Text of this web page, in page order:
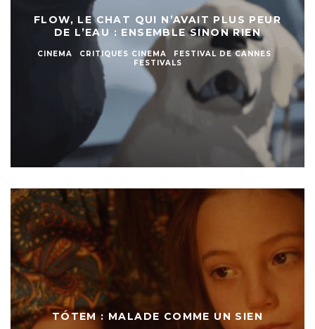
FLOW, LE CHAT QUI N’AVAIT PLUS PEUR
DE L’EAU : ENSEMBLE SINON RIEN
CINEMA CRITIQUES CINEMA
FESTIVAL DE CANNES
FESTIVALS
TÓTEM : MALADE COMME UN SIEN